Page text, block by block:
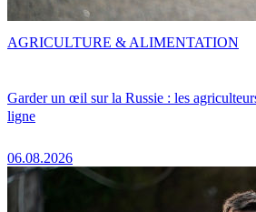
Garder un œil sur la Russie : les
ligne
06.08.2026
AGRICULTURE & ALIMENTATION